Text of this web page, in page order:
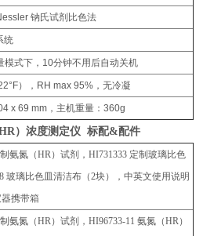
钠氏试剂比色法
统
模式下， 10分钟不用后自动关机
），RH max 95%， 无冷凝
x 69 mm，主机重量： 360g
）浓度测定仪 标配&配件
氨氮（HR）试剂，HI731333 定制玻璃比色
玻璃比色皿清洁布（2块），中英文使用说明
携带箱
氨氮（HR）试剂，HI96733-11 氨氮（HR）